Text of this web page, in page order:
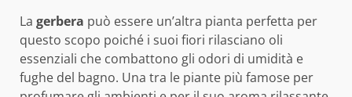
La gerbera può essere un’altra pianta perfetta per
questo scopo poiché i suoi fiori rilasciano oli
essenziali che combattono gli odori di umidità e
fughe del bagno. Una tra le piante più famose per